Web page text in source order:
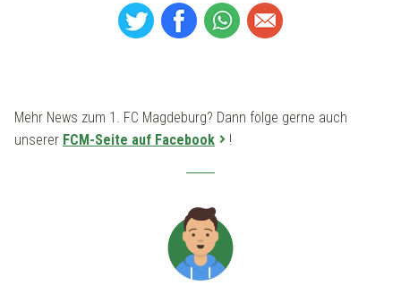
Mehr News zum 1. FC Magdeburg? Dann folge gerne auch
unserer FCM-Seite auf Facebook !